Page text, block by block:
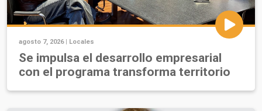
agosto 7, 2026 | Locales
Se impulsa el desarrollo empresarial
con el programa transforma territorio